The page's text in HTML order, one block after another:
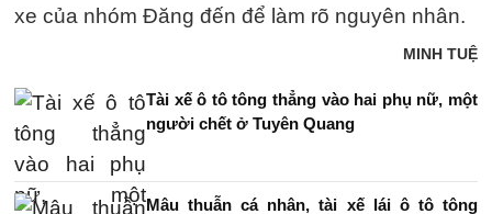
xe của nhóm Đăng đến để làm rõ nguyên nhân.
MINH TUỆ
Tài xế ô tô tông thẳng vào hai phụ nữ, một
người chết ở Tuyên Quang
Mâu thuẫn cá nhân, tài xế lái ô tô tông